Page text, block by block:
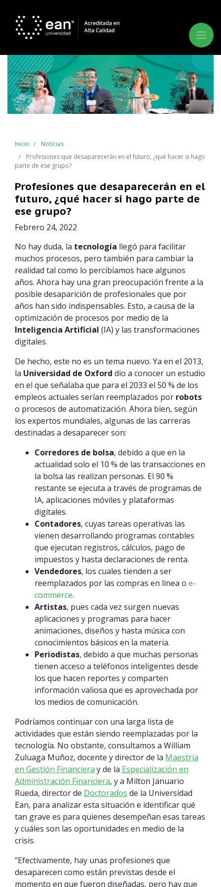
Inicio
Noticias
Profesiones que desaparecerán en el futuro, ¿qué hacer si hago
parte de ese grupo?
Profesiones que desaparecerán en el
futuro, ¿qué hacer si hago parte de
ese grupo?
Febrero 24, 2022
No hay duda, la tecnología llegó para facilitar
muchos procesos, pero también para cambiar la
realidad tal como lo percibíamos hace algunos
años. Ahora hay una gran preocupación frente a la
posible desaparición de profesionales que por
años han sido indispensables. Esto, a causa de la
optimización de procesos por medio de la
Inteligencia Artificial (IA) y las transformaciones
digitales.
De hecho, este no es un tema nuevo. Ya en el 2013,
la Universidad de Oxford dio a conocer un estudio
en el que señalaba que para el 2033 el 50 % de los
empleos actuales serían reemplazados por robots
o procesos de automatización. Ahora bien, según
los expertos mundiales, algunas de las carreras
destinadas a desaparecer son:
Corredores de bolsa, debido a que en la
actualidad solo el 10 % de las transacciones en
la bolsa las realizan personas. El 90 %
restante se ejecuta a través de programas de
IA, aplicaciones móviles y plataformas
digitales.
Contadores, cuyas tareas operativas las
vienen desarrollando programas contables
que ejecutan registros, cálculos, pago de
impuestos y hasta declaraciones de renta.
Vendedores, los cuales tienden a ser
reemplazados por las compras en línea o e-
commerce.
Artistas, pues cada vez surgen nuevas
aplicaciones y programas para hacer
animaciones, diseños y hasta música con
conocimientos básicos en la materia.
Periodistas, debido a que muchas personas
tienen acceso a teléfonos inteligentes desde
los que hacen reportes y comparten
información valiosa que es aprovechada por
los medios de comunicación.
Podríamos continuar con una larga lista de
actividades que están siendo reemplazadas por la
tecnología. No obstante, consultamos a William
Zuluaga Muñoz, docente y director de la Maestría
en Gestión Financiera y de la Especialización en
Administración Financiera, y a Milton Januario
Rueda, director de Doctorados de la Universidad
Ean, para analizar esta situación e identificar qué
tan grave es para quienes desempeñan esas tareas
y cuáles son las oportunidades en medio de la
crisis.
“Efectivamente, hay unas profesiones que
desaparecen como están previstas desde el
momento en que fueron diseñadas, pero hay que